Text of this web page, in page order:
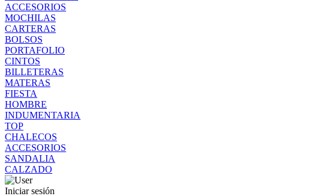
ACCESORIOS
MOCHILAS
CARTERAS
BOLSOS
PORTAFOLIO
CINTOS
BILLETERAS
MATERAS
FIESTA
HOMBRE
INDUMENTARIA
TOP
CHALECOS
ACCESORIOS
SANDALIA
CALZADO
Iniciar sesión